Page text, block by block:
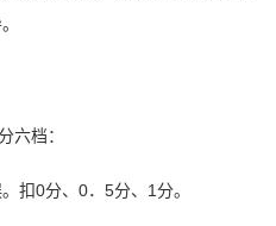
六档：
扣0分、0．5分、1分。